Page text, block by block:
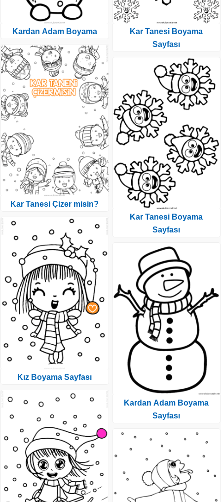
Kardan Adam Boyama
Kar Tanesi Çizer misin?
Kız Boyama Sayfası
Kar Tanesi Boyama
Sayfası
Kar Tanesi Boyama
Sayfası
Kardan Adam Boyama
Sayfası